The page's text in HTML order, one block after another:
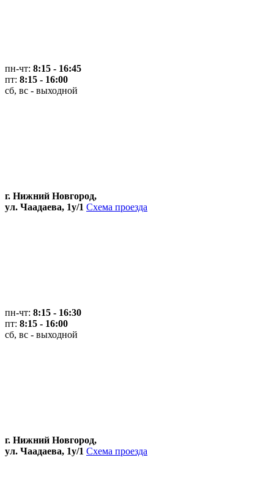
пн-чт: 8:15 - 16:45
пт: 8:15 - 16:00
сб, вс - выходной
г. Нижний Новгород,
ул. Чаадаева, 1у/1 Схема проезда
пн-чт: 8:15 - 16:30
пт: 8:15 - 16:00
сб, вс - выходной
г. Нижний Новгород,
ул. Чаадаева, 1у/1 Схема проезда